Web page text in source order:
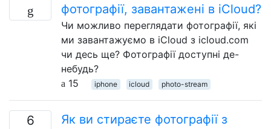
фотографії, завантажені в iCloud?
Чи можливо переглядати фотографії, які
ми завантажуємо в iCloud з icloud.com
чи десь ще? Фотографії доступні де-
небудь?
15
iphone icloud photo-stream
6
Як ви стираєте фотографії з